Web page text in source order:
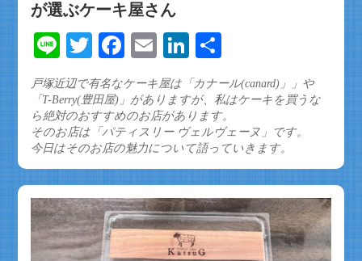
が選ぶケーキ屋さん
LineTwitterFacebook
EmailLinkedIn
戸塚近辺で有名なケーキ屋は「カナール(canard)」」や
「T-Berry(豊田屋)」がありますが、私はケーキを買うな
ら絶対のおすすめのお店があります。
そのお店は「パティスリー ヴェルヴェーヌ」です。
今日はそのお店の魅力について語っていきます。